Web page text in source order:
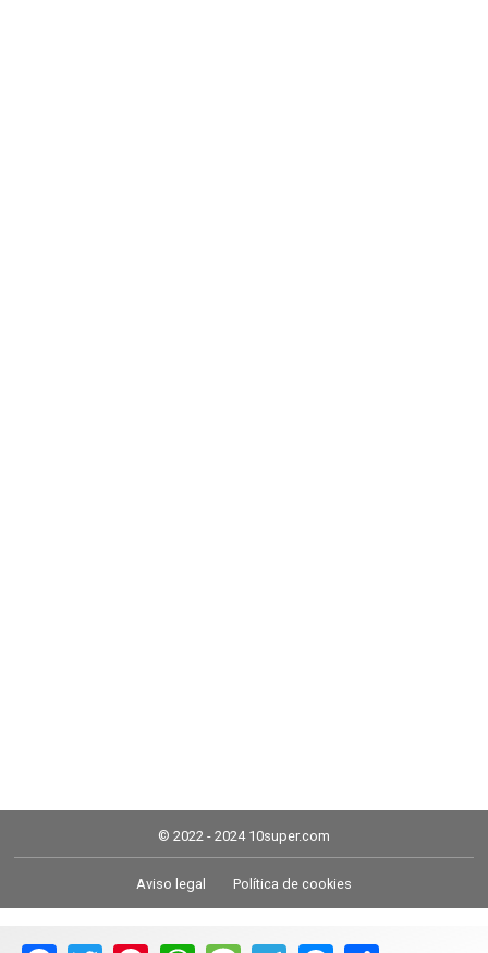
© 2022 - 2024 10super.com
Aviso legal Política de cookies